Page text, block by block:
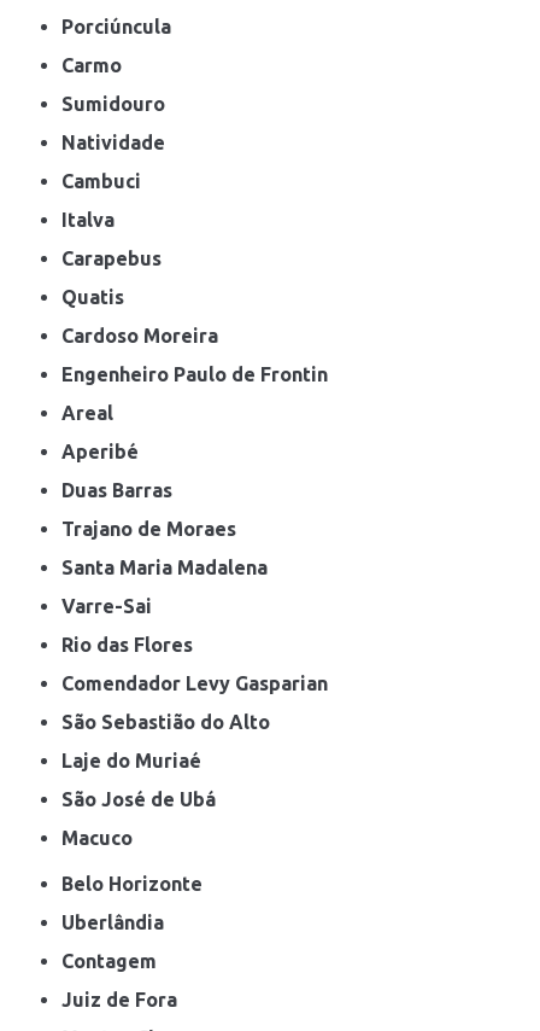
Porciúncula
Carmo
Sumidouro
Natividade
Cambuci
Italva
Carapebus
Quatis
Cardoso Moreira
Engenheiro Paulo de Frontin
Areal
Aperibé
Duas Barras
Trajano de Moraes
Santa Maria Madalena
Varre-Sai
Rio das Flores
Comendador Levy Gasparian
São Sebastião do Alto
Laje do Muriaé
São José de Ubá
Macuco
Belo Horizonte
Uberlândia
Contagem
Juiz de Fora